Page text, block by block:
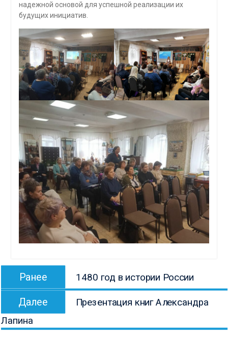
надежной основой для успешной реализации их
будущих инициатив.
Навигация
записям
Ранее
запись:
1480 год в истории России
Далее
запись:
Презентация книг Александра
Лапина